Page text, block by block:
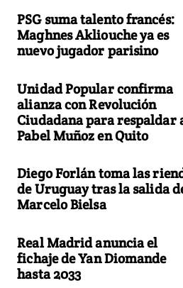
PSG suma talento francés:
Maghnes Akliouche ya es
nuevo jugador parisino
Unidad Popular confirma
alianza con Revolución
Ciudadana para respaldar
Pabel Muñoz en Quito
Diego Forlán toma las
de Uruguay tras la salida
Marcelo Bielsa
Real Madrid anuncia el
fichaje de Yan Diomande
hasta 2033